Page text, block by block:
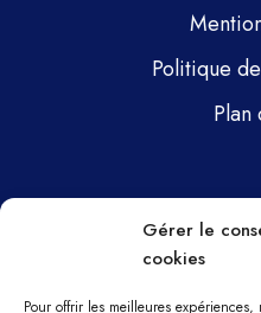
Gérer le
cookies
Pour offrir les meilleures
Politique
Plan
Gsti